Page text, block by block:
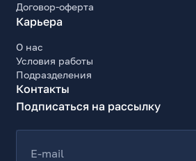
Договор-оферта
Карьера
О нас
Условия работы
Подразделения
Контакты
Подписаться на рассылку
E-mail